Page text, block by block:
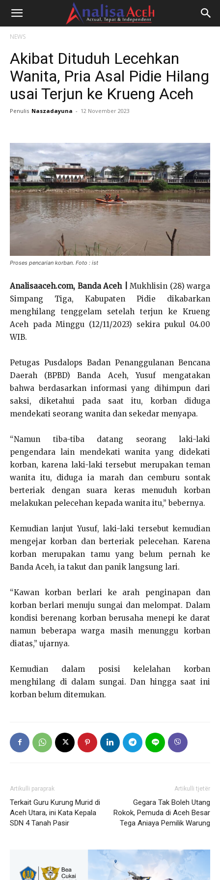
NEWS
Akibat Dituduh Lecehkan
Wanita, Pria Asal Pidie Hilang
usai Terjun ke Krueng Aceh
Penulis Naszadayuna - 12 November 2023
Proses pencarian korban. Foto : ist
Analisaaceh.com, Banda Aceh |
Mukhlisin (28) warga
Simpang Tiga, Kabupaten Pidie dikabarkan
menghilang tenggelam setelah terjun ke Krueng
Aceh pada Minggu (12/11/2023) sekira pukul 04.00
WIB.
Petugas Pusdalops Badan Penanggulanan Bencana
Daerah (BPBD) Banda Aceh, Yusuf mengatakan
bahwa berdasarkan informasi yang dihimpun dari
saksi, diketahui pada saat itu, korban diduga
mendekati seorang wanita dan sekedar menyapa.
“Namun tiba-tiba datang seorang laki-laki
pengendara lain mendekati wanita yang didekati
korban, karena laki-laki tersebut merupakan teman
wanita itu, diduga ia marah dan cemburu sontak
berteriak dengan suara keras menuduh korban
melakukan pelecehan kepada wanita itu,” bebernya.
Kemudian lanjut Yusuf, laki-laki tersebut kemudian
mengejar korban dan berteriak pelecehan. Karena
korban merupakan tamu yang belum pernah ke
Banda Aceh, ia takut dan panik langsung lari.
“Kawan korban berlari ke arah penginapan dan
korban berlari menuju sungai dan melompat. Dalam
kondisi berenang korban berusaha menepi ke darat
namun beberapa warga masih menunggu korban
diatas,” ujarnya.
Kemudian dalam posisi kelelahan korban
menghilang di dalam sungai. Dan hingga saat ini
korban belum ditemukan.
Artikulli paraprak
Terkait Guru Kurung Murid di
Aceh Utara, ini Kata Kepala
SDN 4 Tanah Pasir
Artikulli tjetër
Gegara Tak Boleh Utang
Rokok, Pemuda di Aceh Besar
Tega Aniaya Pemilik Warung